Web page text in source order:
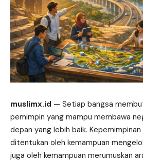
muslimx.id — Setiap bangsa
pemimpin yang mampu membawa
depan yang lebih baik.
ditentukan oleh kemampuan
juga oleh kemampuan merumuskan